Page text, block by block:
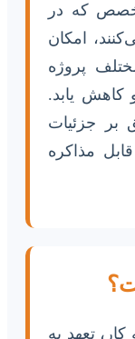
که در
امکان
پروژه
کاهش یابد.
بر جزئیات
مذاکره
تعهد به